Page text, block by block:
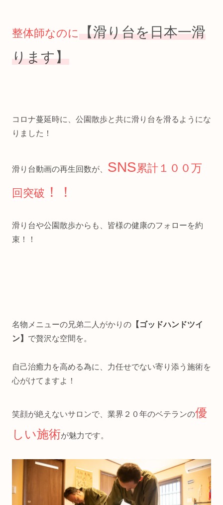
整体師なのに【滑り台を日本一滑
ります】
コロナ蔓延時に、公園散歩と共に滑り台を滑るようにな
りました！
滑り台動画の再生回数が、 SNS累計１００万
回突破 ！！
滑り台や公園散歩からも、皆様の健康のフォローを約
束！！
名物メニューの兄弟二人がかりの 【ゴッドハンドツイ
ン】 で贅沢な空間を。
自己治癒力を高める為に、力任せでない寄り添う施術を
心がけてますよ！
笑顔が絶えないサロンで、業界２０年のベテランの優
しい施術が魅力です。